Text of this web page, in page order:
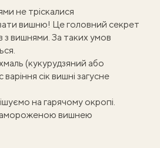
не тріскалися
вишню! Це головний секрет
з вишнями. За таких умов
.
(кукурудзяний або
сік вишні загусне
на гарячому окропі.
вишнею